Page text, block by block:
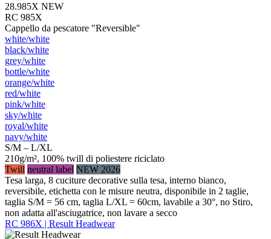
28.985X NEW
RC 985X
Cappello da pescatore "Reversible"
white/​white
black/​white
grey/​white
bottle/​white
orange/​white
red/​white
pink/​white
sky/​white
royal/​white
navy/​white
S/M – L/XL
210g/m², 100% twill di poliestere riciclato
Twill neutral label NEW 2026
Tesa larga, 8 cuciture decorative sulla tesa, interno bianco,
reversibile, etichetta con le misure neutra, disponibile in 2 taglie,
taglia S/M = 56 cm, taglia L/XL = 60cm, lavabile a 30°, no Stiro,
non adatta all'asciugatrice, non lavare a secco
RC 986X | Result Headwear